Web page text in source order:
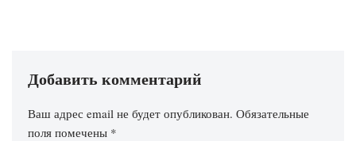
Добавить комментарий
Ваш адрес email не будет опубликован. Обязательные
поля помечены *